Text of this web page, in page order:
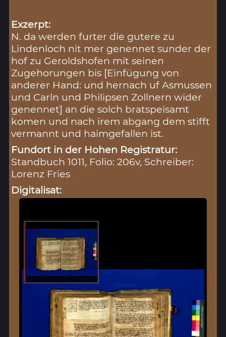
Exzerpt:
N. da werden furter die gutere zu
Lindenloch nit mer genennet sunder der
hof zu Geroldshofen mit seinen
Zugehorungen bis [Einfügung von
anderer Hand: und hernach uf Asmussen
und Carln und Philipsen Zollnern wider
genennet] an die solch bratspeisamt
komen und nach irem abgang dem stifft
vermannt und haimgefallen ist.
Fundort in der Hohen Registratur:
Standbuch 1011, Folio: 206v, Schreiber:
Lorenz Fries
Digitalisat: